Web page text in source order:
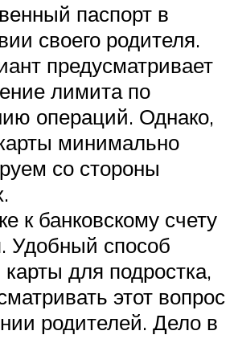
паспорт в
своего родителя.
предусматривает
лимита по
операций. Однако,
минимально
со стороны
к банковскому счету
Удобный способ
карты для подростка,
этот вопрос
родителей. Дело в